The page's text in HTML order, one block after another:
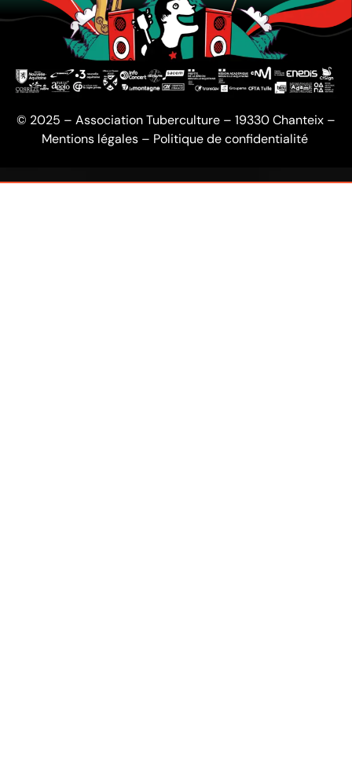
© 2025 – Association Tuberculture – 19330 Chanteix –
Mentions légales– Politique de confidentialité